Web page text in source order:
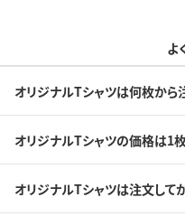
よ
オリジナルTシャツは何枚から
オリジナルTシャツの価格は1
オリジナルTシャツは注文して